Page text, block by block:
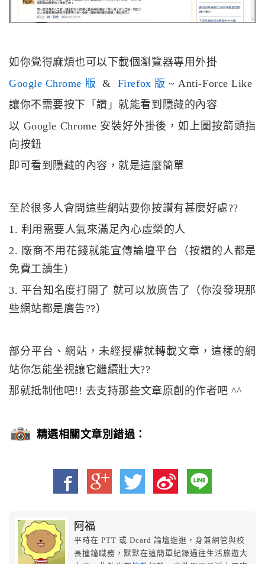
如你覺得麻煩也可以下載個瀏覽器專用外掛
Google Chrome 版 & Firefox 版 ~ Anti-Force Like
讓你不需要按下「讚」就能看到隱藏的內容
以 Google Chrome 安裝好外掛後，如上圖按箭頭指
向按鈕
即可看到隱藏的內容，就是這麼簡單
至於很多人會問這些網站要你按讚有甚麼好處??
1. 利用需要人氣來滿足內心虛榮的人
2. 廠商不用花錢就能宣傳論壇平台（按讚的人都是
免費工讀生）
3. 平台知名度打開了 就可以放廣告了（你沒發現那
些網站都是廣告??）
部分平台、網站，未經授權就轉載文章，這樣的網
站你怎能坐視讓它繼續壯大??
那就抵制他吧!! 去支持那些文章原創的作者吧 ^^
精選相關文章別錯過：
阿福
平時在 PTT 或 Dcard 論壇逛逛，身兼網管與校
長撞鐘職務，默默在這簡單紀錄過往生活旅遊大